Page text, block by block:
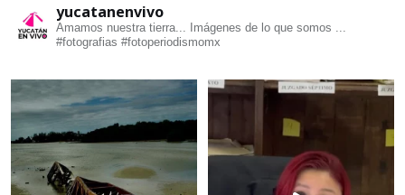
yucatanenvivo
Amamos nuestra tierra... Imágenes de lo que somos ...
#fotografias #fotoperiodismomx